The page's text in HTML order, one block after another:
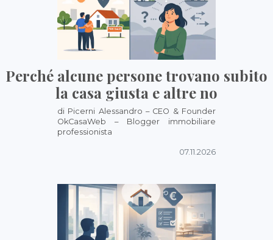
Perché alcune persone trovano subito
la casa giusta e altre no
di Picerni Alessandro – CEO & Founder
OkCasaWeb – Blogger immobiliare
professionista
07.11.2026